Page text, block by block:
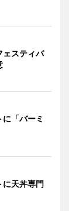
ェスティバ
「バーミ
に天丼専門